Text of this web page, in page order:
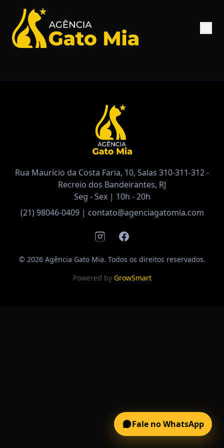
Rua Maurício da Costa Faria, 10, Salas 310-311-312 -
Recreio dos Bandeirantes, RJ
Seg - Sex | 10h - 20h
(21) 98046-0409| contato@agenciagatomia.com
© 2026 Agência Gato Mia. Todos os direitos reservados.
Powered by GrowSmart
Fale no WhatsApp